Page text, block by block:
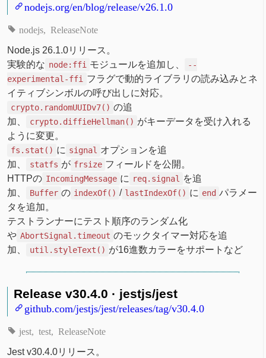
nodejs.org/en/blog/release/v26.1.0
nodejs ReleaseNote
Node.js 26.1.0リリース。
実験的な node:ffi モジュールを追加し、
--
experimental-ffi フラグで動的ライブラリの読み込みとネ
イティブシンボルの呼び出しに対応。
crypto.randomUUIDv7() の追
加、
crypto.diffieHellman() がキーデータを受け入れる
ように変更。
fs.stat() に signal オプションを追
加、
statfs が frsize フィールドを公開。
HTTPの IncomingMessage に req.signal を追
加、
Buffer の indexOf() / lastIndexOf() に end パラメー
タを追加。
テストランナーにテスト順序のランダム化
や AbortSignal.timeout のモックタイマー対応を追
加、
util.styleText() が16進数カラーをサポートなど
Release v30.4.0 · jestjs/jest
github.com/jestjs/jest/releases/tag/v30.4.0
jest test ReleaseNote
Jest v30.4.0リリース。